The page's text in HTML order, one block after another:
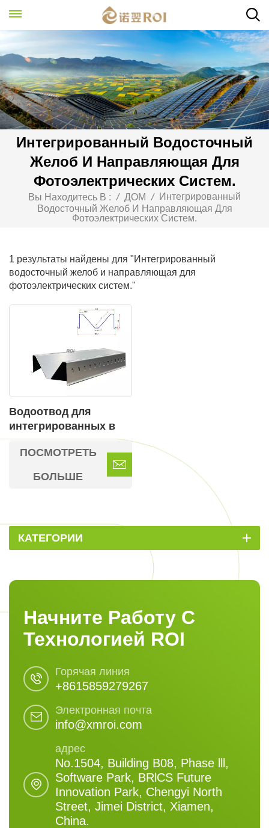
Интегрированный Водосточный
Желоб И Направляющая Для
Фотоэлектрических Систем.
Вы Находитесь В : / ДОМ /
Интегрированный
Водосточный Желоб И Направляющая Для
Фотоэлектрических Систем.
1 результаты найдены для "Интегрированный
водосточный желоб и направляющая для
фотоэлектрических систем."
Водоотвод для
интегрированных в
здания солнечных
батарей (BIPV)
ПОСМОТРЕТЬ
БОЛЬШЕ
КАТЕГОРИИ
Начните Работу С
Технологией ROI
Горячая линия
+8615859279267
Электронная почта
info@xmroi.com
адрес
No.1504, Building B08, Phase lll,
Software Park, BRlCS Future
Innovation Park, Chengyi North
Street, Jimei District, Xiamen,
China.